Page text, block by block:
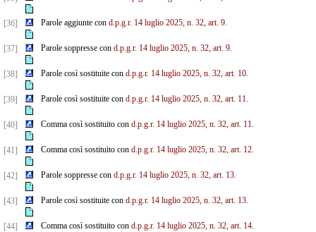
[36] Parole aggiunte con d.p.g.r. 14 luglio 2025, n. 32, art. 9.
[37] Parole soppresse con d.p.g.r. 14 luglio 2025, n. 32, art. 9.
[38] Parole così sostituite con d.p.g.r. 14 luglio 2025, n. 32, art. 10.
[39] Parole così sostituite con d.p.g.r. 14 luglio 2025, n. 32, art. 11.
[40] Comma così sostituito con d.p.g.r. 14 luglio 2025, n. 32, art. 11.
[41] Comma così sostituito con d.p.g.r. 14 luglio 2025, n. 32, art. 12.
[42] Parole soppresse con d.p.g.r. 14 luglio 2025, n. 32, art. 13.
[43] Parole così sostituite con d.p.g.r. 14 luglio 2025, n. 32, art. 13.
[44] Comma così sostituito con d.p.g.r. 14 luglio 2025, n. 32, art. 14.